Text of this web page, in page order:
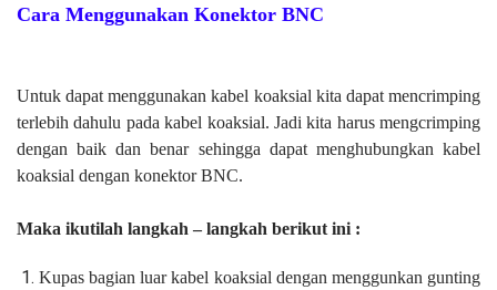
Cara Menggunakan Konektor BNC
Untuk dapat menggunakan kabel koaksial kita dapat mencrimping
terlebih dahulu pada kabel koaksial. Jadi kita harus mengcrimping
dengan baik dan benar sehingga dapat menghubungkan kabel
koaksial dengan konektor BNC.
Maka ikutilah langkah – langkah berikut ini :
Kupas bagian luar kabel koaksial dengan menggunkan gunting